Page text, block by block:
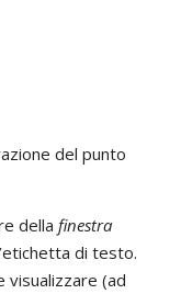
del punto
della finestra
di testo.
visualizzare (ad